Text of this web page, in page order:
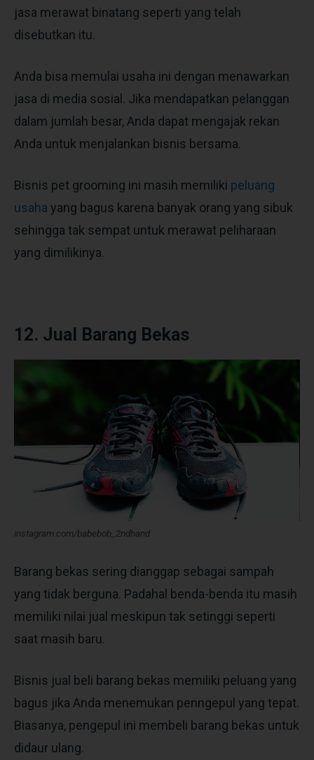
jasa merawat binatang seperti yang telah
disebutkan itu.
Anda bisa memulai usaha ini dengan menawarkan
jasa di media sosial. Jika mendapatkan pelanggan
dalam jumlah besar, Anda dapat mengajak rekan
Anda untuk menjalankan bisnis bersama.
Bisnis pet grooming ini masih memiliki peluang
usaha yang bagus karena banyak orang yang sibuk
sehingga tak sempat untuk merawat peliharaan
yang dimilikinya.
12. Jual Barang Bekas
instagram.com/babebob_2ndhand
Barang bekas sering dianggap sebagai sampah
yang tidak berguna. Padahal benda-benda itu masih
memiliki nilai jual meskipun tak setinggi seperti
saat masih baru.
Bisnis jual beli barang bekas memiliki peluang yang
bagus jika Anda menemukan penngepul yang tepat.
Biasanya, pengepul ini membeli barang bekas untuk
didaur ulang.